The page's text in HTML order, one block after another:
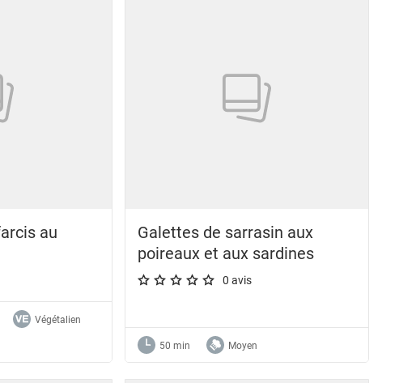
au
5.
Végétalien
Galettes de sarrasin aux
poireaux et aux sardines
A star rating of 0 out of 5.
0 avis
50 min Moyen